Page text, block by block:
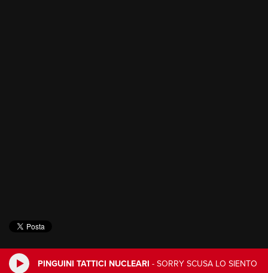
PINGUINI TATTICI NUCLEARI - SORRY SCUSA LO SIENTO